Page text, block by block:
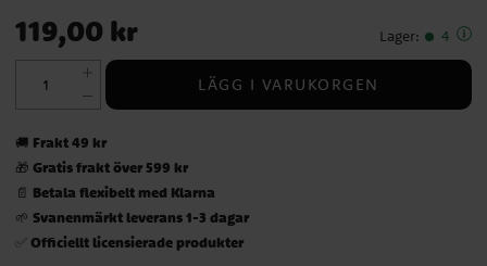
Pris:119,00 kr
119,00 kr Lager: 4
LÄGG I VARUKORGEN
🚚 Frakt 49 kr
🎁 Gratis frakt över 599 kr
📄 Betala flexibelt med Klarna
🌱 Svanenmärkt leverans 1-3 dagar
✅ Officiellt licensierade produkter